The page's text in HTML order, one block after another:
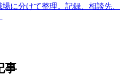
に分けて整理。記録、相談先、
事